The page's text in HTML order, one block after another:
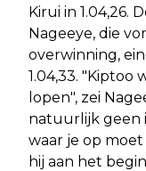
Kirui in 1.04,26.
Nageeye, die
overwinning,
1.04,33. "Kiptoo
lopen", zei
natuurlijk geen
waar je op
hij aan het